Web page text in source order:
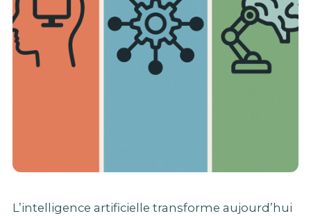
L’intelligence artificielle transforme aujourd’hui